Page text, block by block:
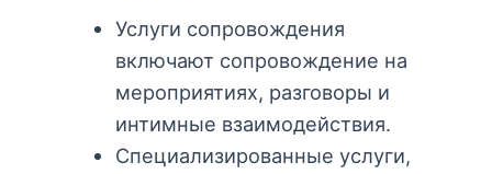
Услуги сопровождения
включают сопровождение на
мероприятиях, разговоры и
интимные взаимодействия.
Специализированные услуги,